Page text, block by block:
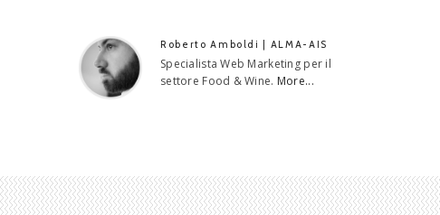
Roberto Amboldi | ALMA-AIS
Specialista Web Marketing per il
settore Food & Wine. More...